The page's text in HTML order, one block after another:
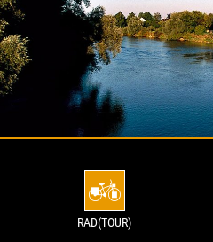
RAD(TOUR)